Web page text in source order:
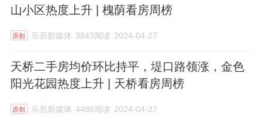
山小区热度上升 | 槐荫看房周榜
原创 乐居新媒体 3843阅读 2024-04-27
天桥二手房均价环比持平，堤口路领涨，金色
阳光花园热度上升 | 天桥看房周榜
原创 乐居新媒体 4486阅读 2024-04-27